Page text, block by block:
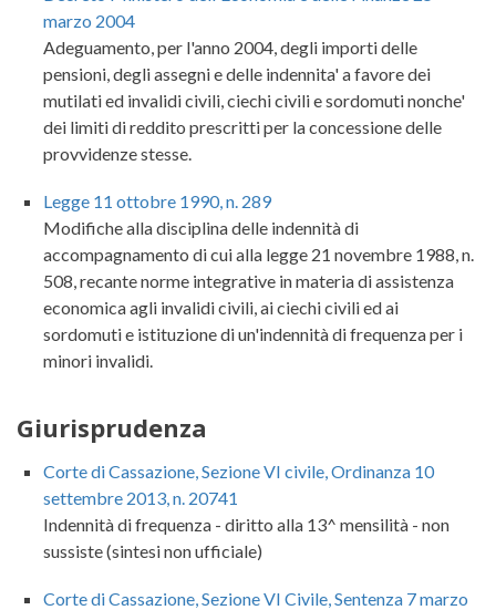
marzo 2004
Adeguamento, per l'anno 2004, degli importi delle
pensioni, degli assegni e delle indennita' a favore dei
mutilati ed invalidi civili, ciechi civili e sordomuti nonche'
dei limiti di reddito prescritti per la concessione delle
provvidenze stesse.
Legge 11 ottobre 1990, n. 289
Modifiche alla disciplina delle indennità di
accompagnamento di cui alla legge 21 novembre 1988, n.
508, recante norme integrative in materia di assistenza
economica agli invalidi civili, ai ciechi civili ed ai
sordomuti e istituzione di un'indennità di frequenza per i
minori invalidi.
Giurisprudenza
Corte di Cassazione, Sezione VI civile, Ordinanza 10
settembre 2013, n. 20741
Indennità di frequenza - diritto alla 13^ mensilità - non
sussiste (sintesi non ufficiale)
Corte di Cassazione, Sezione VI Civile, Sentenza 7 marzo